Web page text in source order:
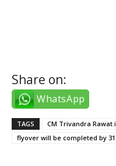
Share on:
WhatsApp
TAGS
CM Trivandra
flyover will be completed by